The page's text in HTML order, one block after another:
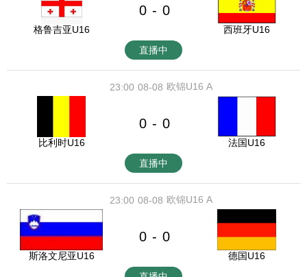
格鲁吉亚U16
0 - 0
西班牙U16
直播中
08-08
23:00 欧锦U16 A
比利时U16
0 - 0
法国U16
直播中
08-08
23:00 欧锦U16 A
斯洛文尼亚U16
0 - 0
德国U16